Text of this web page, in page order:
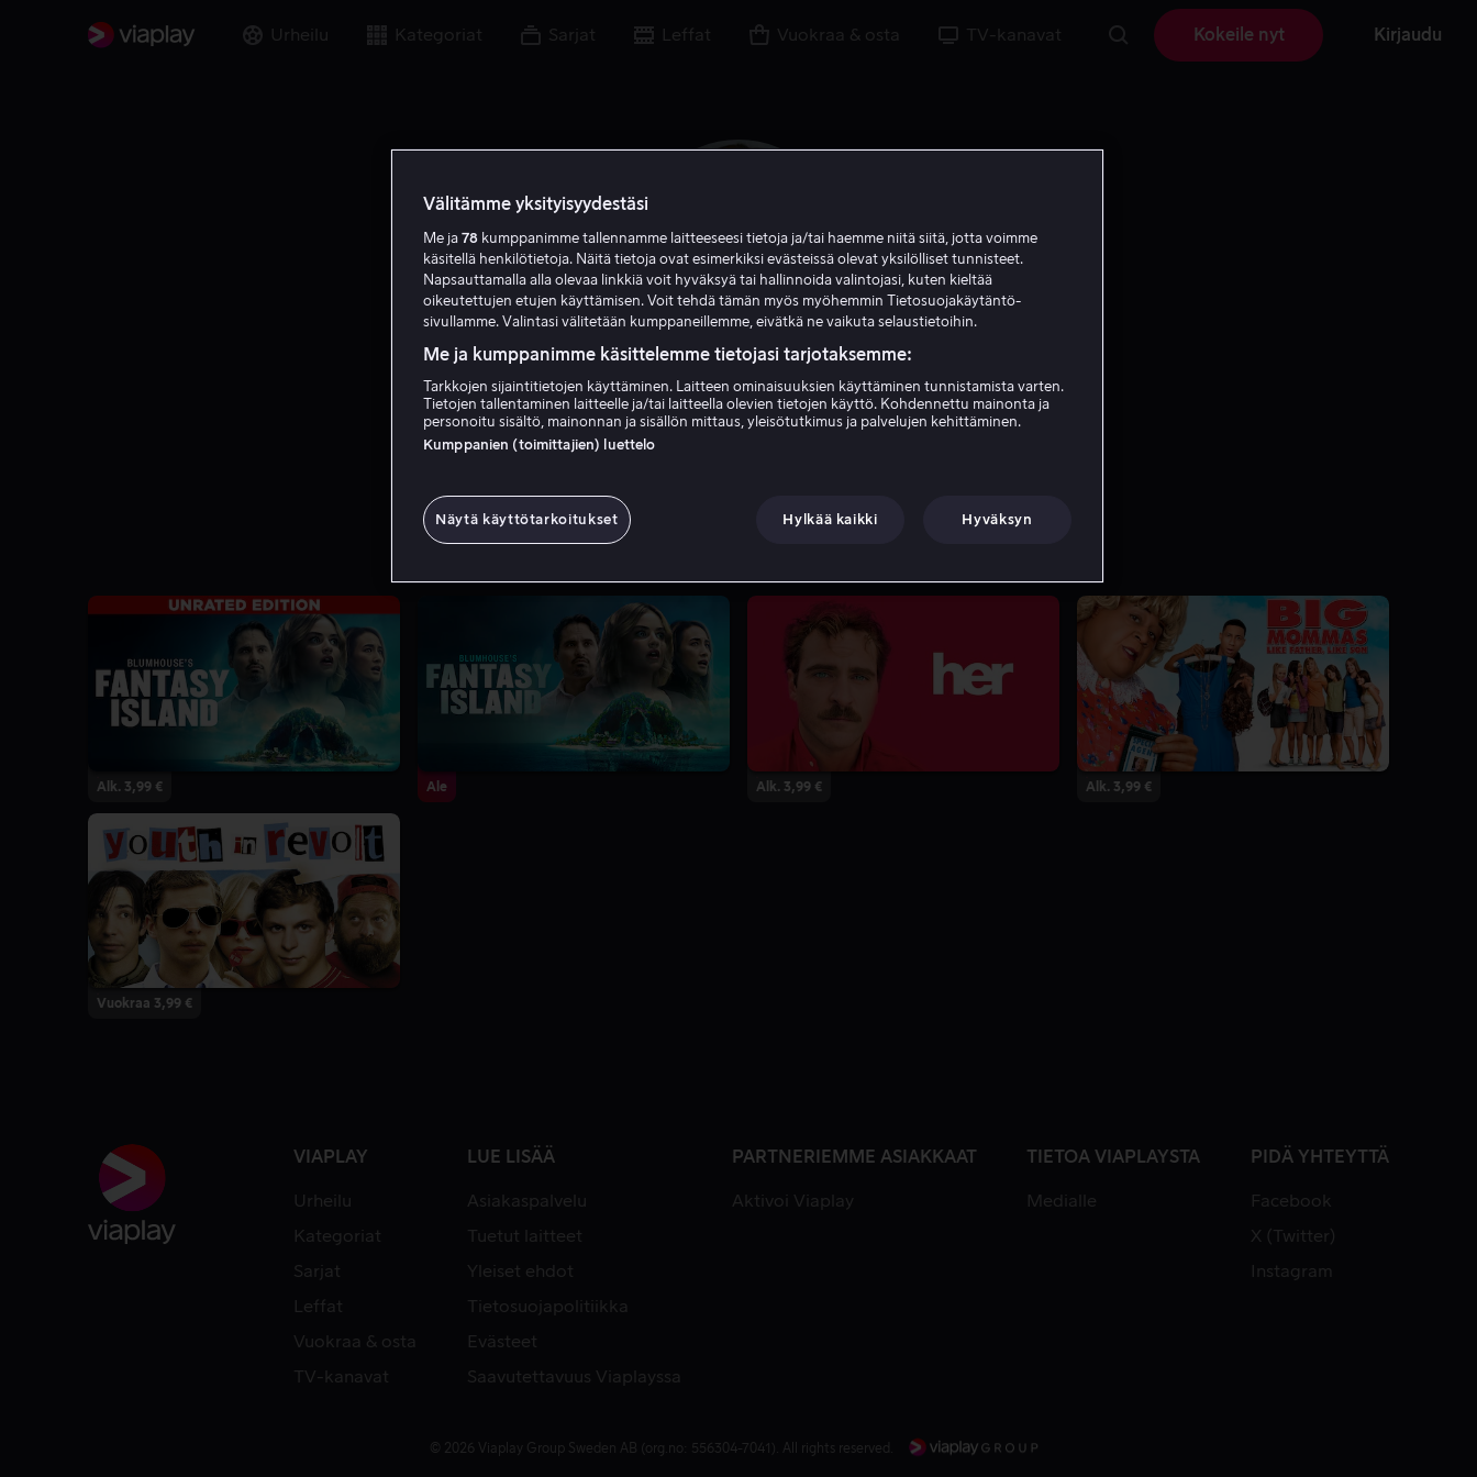
Urheilu Kategoriat Sarjat Leffat Vuokraa & osta TV-kanavat Kokeile nyt Kirjaudu
Portia Doubleday
Alk. 3,99 € Ale Alk. 3,99 € Alk. 3,99 €
Vuokraa 3,99 €
VIAPLAY
Urheilu
Kategoriat
Sarjat
Leffat
Vuokraa & osta
TV-kanavat
LUE LISÄÄ
Asiakaspalvelu
Tuetut laitteet
Yleiset ehdot
Tietosuojapolitiikka
Evästeet
Saavutettavuus Viaplayssa
PARTNERIEMME ASIAKKAAT
Aktivoi Viaplay
TIETOA VIAPLAYSTA
Medialle
PIDÄ YHTEYTTÄ
Facebook
X (Twitter)
Instagram
© 2026 Viaplay Group Sweden AB (org.no: 556304-7041). All rights reserved.
Välitämme yksityisyydestäsi
Me ja 78 kumppanimme tallennamme laitteeseesi tietoja ja/tai haemme niitä siitä, jotta voimme
käsitellä henkilötietoja. Näitä tietoja ovat esimerkiksi evästeissä olevat yksilölliset tunnisteet.
Napsauttamalla alla olevaa linkkiä voit hyväksyä tai hallinnoida valintojasi, kuten kieltää
oikeutettujen etujen käyttämisen. Voit tehdä tämän myös myöhemmin Tietosuojakäytäntö-
sivullamme. Valintasi välitetään kumppaneillemme, eivätkä ne vaikuta selaustietoihin.
Me ja kumppanimme käsittelemme tietojasi tarjotaksemme:
Tarkkojen sijaintitietojen käyttäminen. Laitteen ominaisuuksien käyttäminen tunnistamista varten.
Tietojen tallentaminen laitteelle ja/tai laitteella olevien tietojen käyttö. Kohdennettu mainonta ja
personoitu sisältö, mainonnan ja sisällön mittaus, yleisötutkimus ja palvelujen kehittäminen.
Kumppanien (toimittajien) luettelo
Näytä käyttötarkoitukset Hylkää kaikki Hyväksyn